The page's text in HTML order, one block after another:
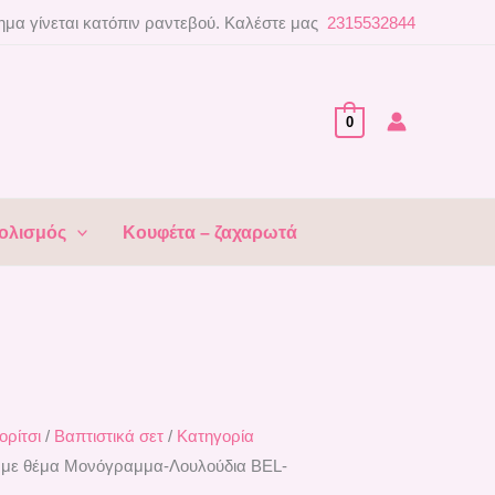
γίνεται κατόπιν ραντεβού. Καλέστε μας 2315532844
0
Κουφέτα – ζαχαρωτά
/ Βαπτιστικά σετ / Κατηγορία
με θέμα Μονόγραμμα-Λουλούδια ΒEL-